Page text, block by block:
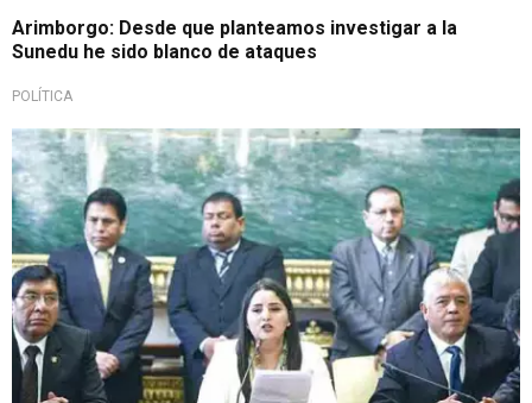
Arimborgo: Desde que planteamos investigar a la
Sunedu he sido blanco de ataques
POLÍTICA